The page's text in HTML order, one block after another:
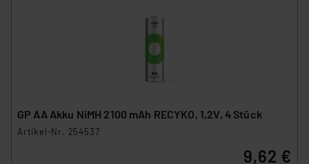
GP AA Akku NiMH 2100 mAh RECYKO, 1,2V, 4 Stück
Artikel-Nr. 254537
9,62 €